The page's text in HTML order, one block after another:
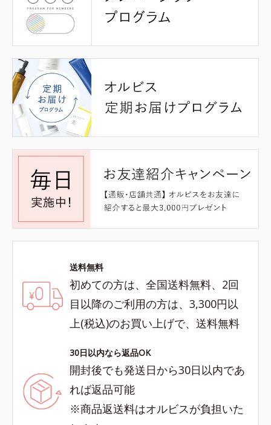
送料無料
初めての方は、全国送料無料、2回
目以降のご利用の方は、3,300円以
上(税込)のお買い上げで、送料無料
30日以内なら返品OK
開封後でも発送日から30日以内であ
れば返品可能
※商品返送料はオルビスが負担いた